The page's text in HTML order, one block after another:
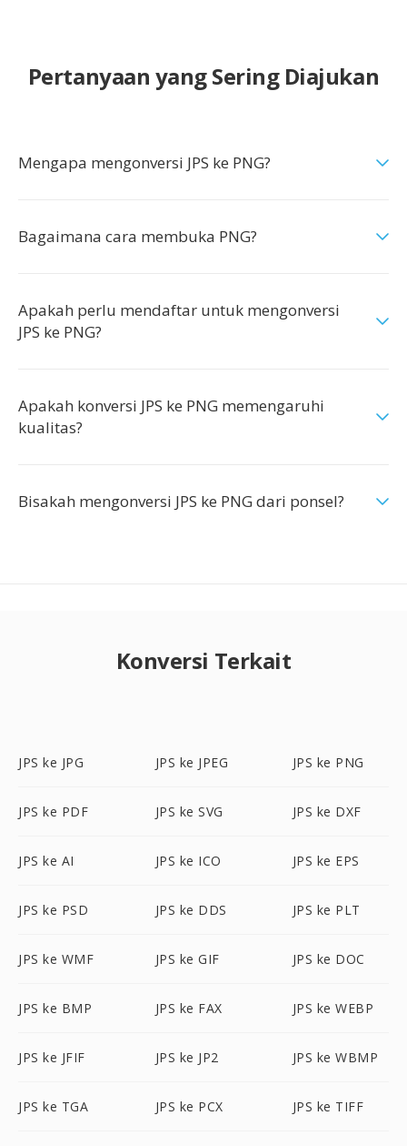
Pertanyaan yang Sering Diajukan
Mengapa mengonversi JPS ke PNG?
Bagaimana cara membuka PNG?
Apakah perlu mendaftar untuk mengonversi
JPS ke PNG?
Apakah konversi JPS ke PNG memengaruhi
kualitas?
Bisakah mengonversi JPS ke PNG dari ponsel?
Konversi Terkait
JPS ke JPG JPS ke JPEG JPS ke PNG
JPS ke PDF JPS ke SVG JPS ke DXF
JPS ke AI JPS ke ICO JPS ke EPS
JPS ke PSD JPS ke DDS JPS ke PLT
JPS ke WMF JPS ke GIF JPS ke DOC
JPS ke BMP JPS ke FAX JPS ke WEBP
JPS ke JFIF JPS ke JP2 JPS ke WBMP
JPS ke TGA JPS ke PCX JPS ke TIFF